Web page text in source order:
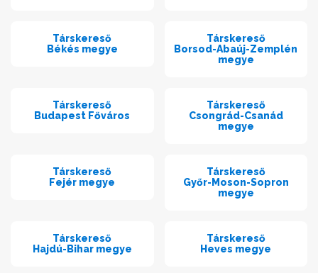
Társkereső
Békés megye
Társkereső
Borsod-Abaúj-Zemplén
megye
Társkereső
Budapest Főváros
Társkereső
Csongrád-Csanád
megye
Társkereső
Fejér megye
Társkereső
Győr-Moson-Sopron
megye
Társkereső
Hajdú-Bihar megye
Társkereső
Heves megye